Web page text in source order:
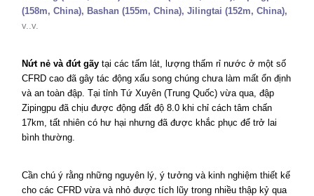
(158m, China), Bashan (155m, China), Jilingtai (152m, China),
v..v.
Nứt nẻ và đứt gãy tại các tấm lát, lượng thấm rỉ nước ở một số
CFRD cao đã gây tác động xấu song chúng chưa làm mất ổn định
và an toàn đập. Tại tỉnh Tứ Xuyên (Trung Quốc) vừa qua, đập
Zipingpu đã chịu được động đất độ 8.0 khi chỉ cách tâm chấn
17km, tất nhiên có hư hại nhưng đã được khắc phục để trở lai
bình thường.
Cần chú ý rằng những nguyên lý, ý tưởng và kinh nghiệm thiết kế
cho các CFRD vừa và nhỏ được tích lũy trong nhiều thập kỷ qua